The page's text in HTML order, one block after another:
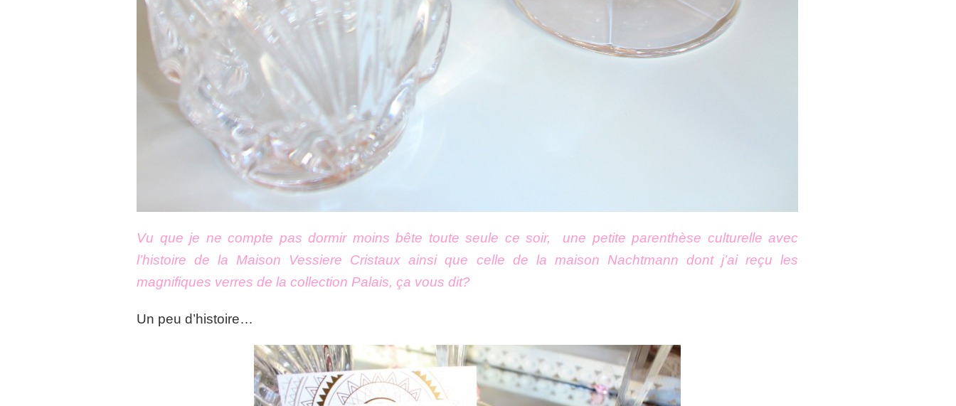
Vu que je ne compte pas dormir moins bête toute seule ce soir, une petite parenthèse culturelle avec
l’histoire de la Maison Vessiere Cristaux ainsi que celle de la maison Nachtmann dont j’ai reçu les
magnifiques verres de la collection Palais, ça vous dit?
Un peu d’histoire…